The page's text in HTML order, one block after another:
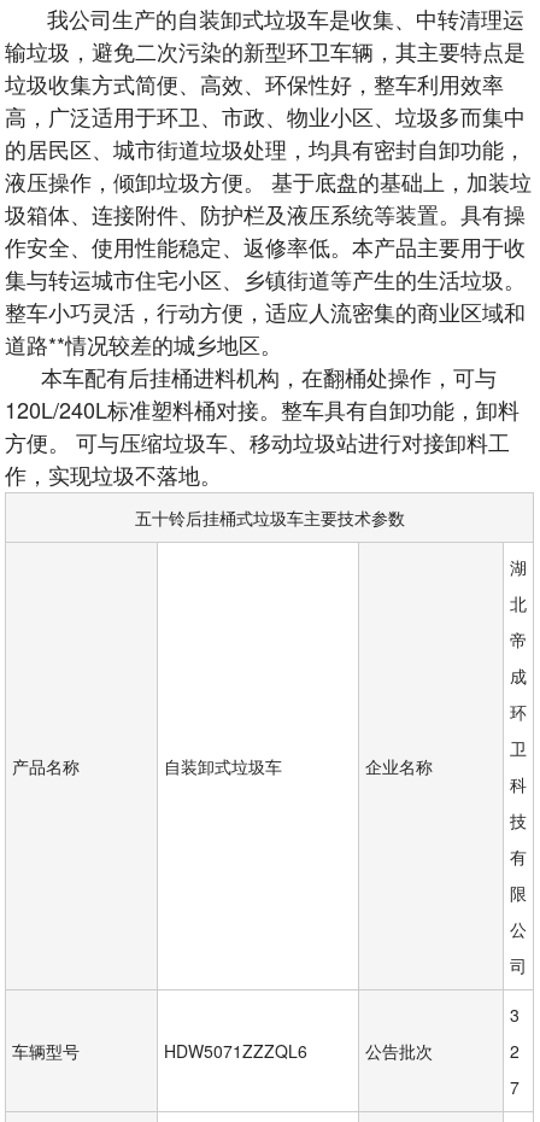
我公司生产的自装卸式垃圾车是收集、中转清理运
输垃圾，避免二次污染的新型环卫车辆，其主要特点是
垃圾收集方式简便、高效、环保性好，整车利用效率
高，广泛适用于环卫、市政、物业小区、垃圾多而集中
的居民区、城市街道垃圾处理，均具有密封自卸功能，
液压操作，倾卸垃圾方便。 基于底盘的基础上，加装垃
圾箱体、连接附件、防护栏及液压系统等装置。具有操
作安全、使用性能稳定、返修率低。本产品主要用于收
集与转运城市住宅小区、乡镇街道等产生的生活垃圾。
整车小巧灵活，行动方便，适应人流密集的商业区域和
道路**情况较差的城乡地区。
本车配有后挂桶进料机构，在翻桶处操作，可与
120L/240L标准塑料桶对接。整车具有自卸功能，卸料
方便。 可与压缩垃圾车、移动垃圾站进行对接卸料工
作，实现垃圾不落地。
五十铃后挂桶式垃圾车主要技术参数
产品名称 自装卸式垃圾车 企业名称
湖
北
帝
成
环
卫
科
技
有
限
公
司
车辆型号 HDW5071ZZZQL6 公告批次
3
2
7